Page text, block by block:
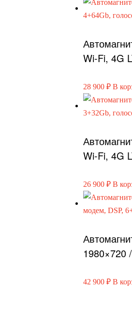
Wi-Fi, 4G
28 900 ₽ В
Wi-Fi, 4G
26 900 ₽ В
1980×720
42 900 ₽ В